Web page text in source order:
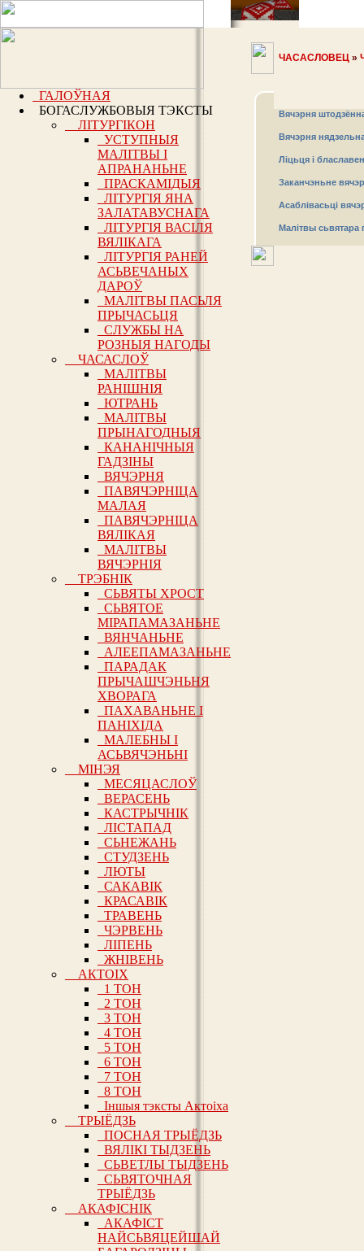
ГАЛОЎНАЯ
БОГАСЛУЖБОВЫЯ ТЭКСТЫ
ЛІТУРГІКОН
УСТУПНЫЯ
МАЛІТВЫ І
АПРАНАНЬНЕ
ПРАСКАМІДЫЯ
ЛІТУРГІЯ ЯНА
ЗАЛАТАВУСНАГА
ЛІТУРГІЯ ВАСІЛЯ
ВЯЛІКАГА
ЛІТУРГІЯ РАНЕЙ
АСЬВЕЧАНЫХ
ДАРОЎ
МАЛІТВЫ ПАСЬЛЯ
ПРЫЧАСЬЦЯ
СЛУЖБЫ НА
РОЗНЫЯ НАГОДЫ
ЧАСАСЛОЎ
МАЛІТВЫ
РАНІШНІЯ
ЮТРАНЬ
МАЛІТВЫ
ПРЫНАГОДНЫЯ
КАНАНІЧНЫЯ
ГАДЗІНЫ
ВЯЧЭРНЯ
ПАВЯЧЭРНІЦА
МАЛАЯ
ПАВЯЧЭРНІЦА
ВЯЛІКАЯ
МАЛІТВЫ
ВЯЧЭРНІЯ
ТРЭБНІК
СЬВЯТЫ ХРОСТ
СЬВЯТОЕ
МІРАПАМАЗАНЬНЕ
ВЯНЧАНЬНЕ
АЛЕЕПАМАЗАНЬНЕ
ПАРАДАК
ПРЫЧАШЧЭНЬНЯ
ХВОРАГА
ПАХАВАНЬНЕ І
ПАНІХІДА
МАЛЕБНЫ І
АСЬВЯЧЭНЬНІ
МІНЭЯ
МЕСЯЦАСЛОЎ
ВЕРАСЕНЬ
КАСТРЫЧНІК
ЛІСТАПАД
СЬНЕЖАНЬ
СТУДЗЕНЬ
ЛЮТЫ
САКАВІК
КРАСАВІК
ТРАВЕНЬ
ЧЭРВЕНЬ
ЛІПЕНЬ
ЖНІВЕНЬ
АКТОІХ
1 ТОН
2 ТОН
3 ТОН
4 ТОН
5 ТОН
6 ТОН
7 ТОН
8 ТОН
Іншыя тэксты Актоіха
ТРЫЁДЗЬ
ПОСНАЯ ТРЫЁДЗЬ
ВЯЛІКІ ТЫДЗЕНЬ
СЬВЕТЛЫ ТЫДЗЕНЬ
СЬВЯТОЧНАЯ
ТРЫЁДЗЬ
АКАФІСНІК
АКАФІСТ
НАЙСЬВЯЦЕЙШАЙ
ЧАСАСЛОВЕЦ »
Вячэрня
Вячэрня
Ліцьця і
Заканчэньне
Асаблівасьці
Малітвы сьвятара